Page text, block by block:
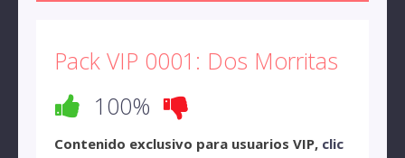
Pack VIP 0001: Dos Morritas
100%
Contenido exclusivo para usuarios VIP, clic